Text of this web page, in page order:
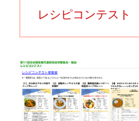
レシピコンテスト